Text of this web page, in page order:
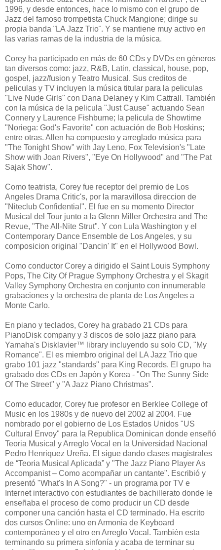
1996, y desde entonces, hace lo mismo con el grupo de
Jazz del famoso trompetista Chuck Mangione; dirige su
propia banda ¨LA Jazz Trio¨. Y se mantiene muy activo en
las varias ramas de la industria de la música.
Corey ha participado en más de 60 CDs y DVDs en géneros
tan diversos como: jazz, R&B, Latin, classical, house, pop,
gospel, jazz/fusion y Teatro Musical. Sus creditos de
peliculas y TV incluyen la música titular para la peliculas
"Live Nude Girls" con Dana Delaney y Kim Cattrall. También
con la música de la pelicula "Just Cause" actuando Sean
Connery y Laurence Fishburne; la pelicula de Showtime
"Noriega: God's Favorite" con actuación de Bob Hoskins;
entre otras. Allen ha compuesto y arreglado música para
"The Tonight Show" with Jay Leno, Fox Television's "Late
Show with Joan Rivers", "Eye On Hollywood" and "The Pat
Sajak Show".
Como teatrista, Corey fue receptor del premio de Los
Angeles Drama Critic's, por la maravillosa direccion de
"Niteclub Confidential". El fue en su momento Director
Musical del Tour junto a la Glenn Miller Orchestra and The
Revue, "The All-Nite Strut". Y con Lula Washington y el
Contemporary Dance Ensemble de Los Angeles, y su
composicion original "Dancin' It" en el Hollywood Bowl.
Como conductor Corey a dirigido el Saint Louis Symphony
Pops, The City Of Prague Symphony Orchestra y el Skagit
Valley Symphony Orchestra en conjunto con innumerable
grabaciones y la orchestra de planta de Los Angeles a
Monte Carlo.
En piano y teclados, Corey ha grabado 21 CDs para
PianoDisk company y 3 discos de solo jazz piano para
Yamaha's Disklavier™ library incluyendo su solo CD, "My
Romance". El es miembro original del LA Jazz Trio que
grabo 101 jazz "standards" para King Records. El grupo ha
grabado dos CDs en Japón y Korea - "On The Sunny Side
Of The Street" y "A Jazz Piano Christmas".
Como educador, Corey fue profesor en Berklee College of
Music en los 1980s y de nuevo del 2002 al 2004. Fue
nombrado por el gobierno de Los Estados Unidos "US
Cultural Envoy" para la Republica Dominican donde enseñó
Teoria Musical y Arreglo Vocal en la Universidad Nacional
Pedro Henriquez Ureña. El sigue dando clases magistrales
de “Teoria Musical Aplicada” y "The Jazz Piano Player As
Accompanist – Como acompañar un cantante". Escribió y
presentó "What's In A Song?" - un programa por TV e
Internet interactivo con estudiantes de bachillerato donde le
enseñaba el proceso de como producir un CD desde
componer una canción hasta el CD terminado. Ha escrito
dos cursos Online: uno en Armonia de Keyboard
contemporáneo y el otro en Arreglo Vocal. También esta
terminando su primera sinfonía y acaba de terminar su